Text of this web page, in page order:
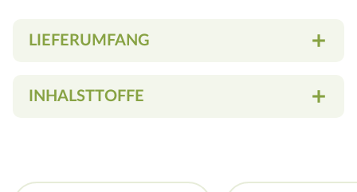
LIEFERUMFANG add
INHALSTTOFFE add